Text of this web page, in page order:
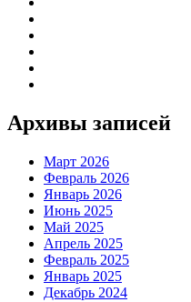
Архивы записей
Март 2026
Февраль 2026
Январь 2026
Июнь 2025
Май 2025
Апрель 2025
Февраль 2025
Январь 2025
Декабрь 2024